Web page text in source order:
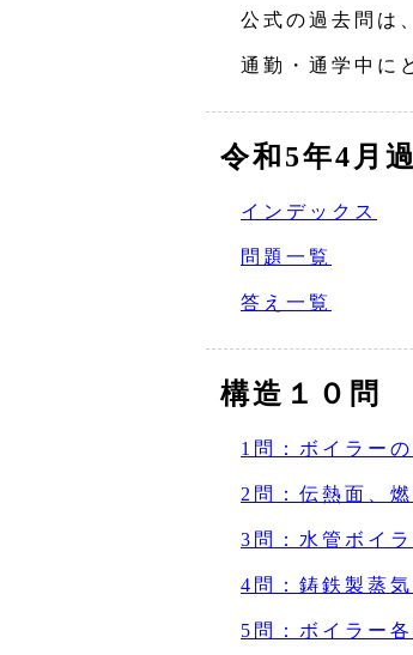
公式の過去問は
通勤・通学中に
令和5年4月
インデックス
問題一覧
答え一覧
構造１０問
1問：ボイラー
2問：伝熱面、
3問：水管ボイ
4問：鋳鉄製蒸
5問：ボイラー